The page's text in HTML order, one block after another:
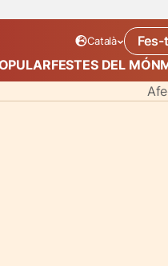
Idioma seleccionat:
Català
. Canviar idiomaFes-
de “Ecosistema”FESTES DEL MÓN